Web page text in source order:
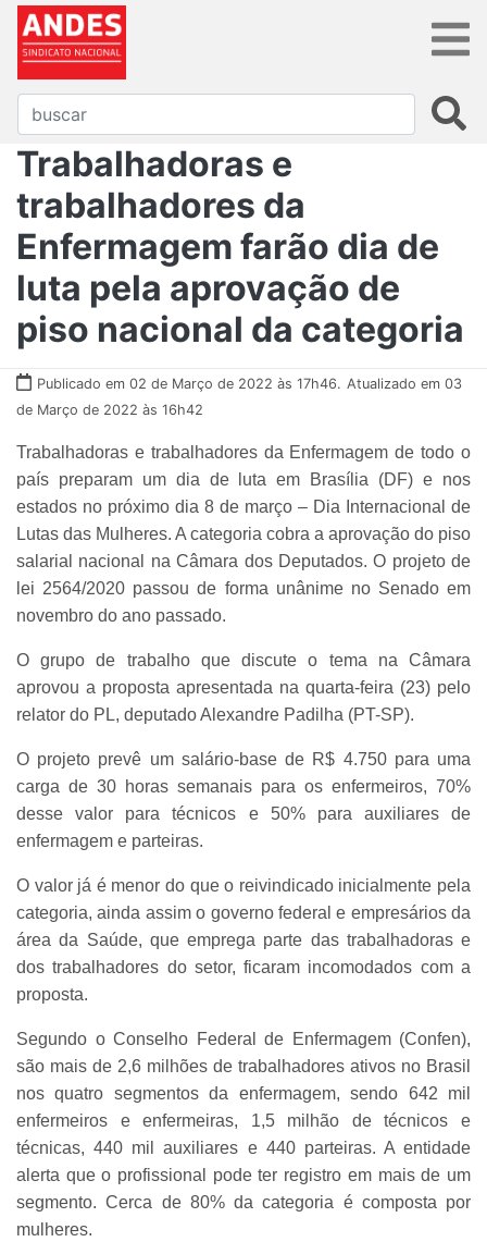
Trabalhadoras e
trabalhadores da
Enfermagem farão dia de
luta pela aprovação de
piso nacional da categoria
Publicado em 02 de Março de 2022 às 17h46. Atualizado em 03
de Março de 2022 às 16h42
Trabalhadoras e trabalhadores da Enfermagem de todo o
país preparam um dia de luta em Brasília (DF) e nos
estados no próximo dia 8 de março – Dia Internacional de
Lutas das Mulheres. A categoria cobra a aprovação do piso
salarial nacional na Câmara dos Deputados. O projeto de
lei 2564/2020 passou de forma unânime no Senado em
novembro do ano passado.
O grupo de trabalho que discute o tema na Câmara
aprovou a proposta apresentada na quarta-feira (23) pelo
relator do PL, deputado Alexandre Padilha (PT-SP).
O projeto prevê um salário-base de R$ 4.750 para uma
carga de 30 horas semanais para os enfermeiros, 70%
desse valor para técnicos e 50% para auxiliares de
enfermagem e parteiras.
O valor já é menor do que o reivindicado inicialmente pela
categoria, ainda assim o governo federal e empresários da
área da Saúde, que emprega parte das trabalhadoras e
dos trabalhadores do setor, ficaram incomodados com a
proposta.
Segundo o Conselho Federal de Enfermagem (Confen),
são mais de 2,6 milhões de trabalhadores ativos no Brasil
nos quatro segmentos da enfermagem, sendo 642 mil
enfermeiros e enfermeiras, 1,5 milhão de técnicos e
técnicas, 440 mil auxiliares e 440 parteiras. A entidade
alerta que o profissional pode ter registro em mais de um
segmento. Cerca de 80% da categoria é composta por
mulheres.